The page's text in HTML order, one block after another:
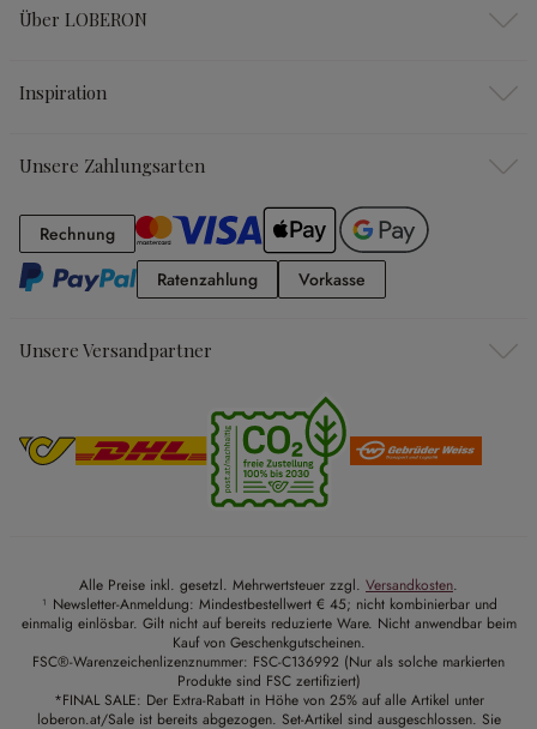
Über LOBERON
Inspiration
Unsere Zahlungsarten
RechnungRechnung
RatenzahlungRatenzahlung
Vorkasse
Unsere Versandpartner
Alle Preise inkl. gesetzl. Mehrwertsteuer zzgl. Versandkosten.
¹ Newsletter-Anmeldung: Mindestbestellwert € 45; nicht kombinierbar und
einmalig einlösbar. Gilt nicht auf bereits reduzierte Ware. Nicht anwendbar beim
Kauf von Geschenkgutscheinen.
FSC®-Warenzeichenlizenznummer: FSC-C136992 (Nur als solche markierten
Produkte sind FSC zertifiziert)
*FINAL SALE: Der Extra-Rabatt in Höhe von 25% auf alle Artikel unter
loberon.at/Sale ist bereits abgezogen. Set-Artikel sind ausgeschlossen. Sie